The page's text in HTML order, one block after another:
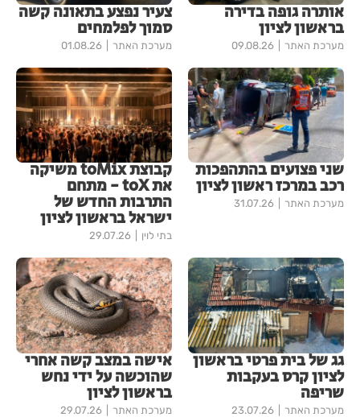
אותרה גופה בדירה
בראשון לציון
מערכת האתר 09.08.26
צעיר נפצע בתאונה קשה
סמוך לפלמחים
מערכת האתר 01.08.26
שני פצועים בהתהפכות
רכב במרכז ראשון לציון
מערכת האתר 31.07.26
קבוצת toMix משיקה
את toX - מתחם
התרבות החדש של
ישראל בראשון לציון
בתי לוין 29.07.26
גג של בית פרטי בראשון
לציון קרס בעקבות
שריפה
מערכת האתר 23.07.26
אישה במצב קשה אחרי
שהוכשה על ידי נחש
בראשון לציון
מערכת האתר 29.07.26